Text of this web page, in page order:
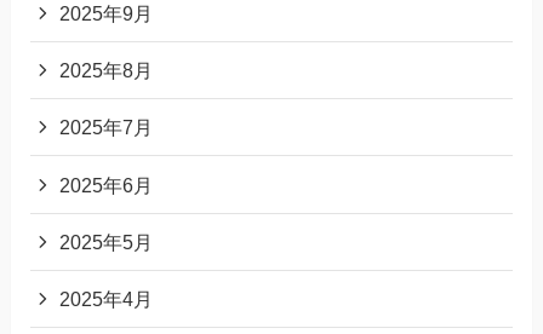
2025年9月
2025年8月
2025年7月
2025年6月
2025年5月
2025年4月